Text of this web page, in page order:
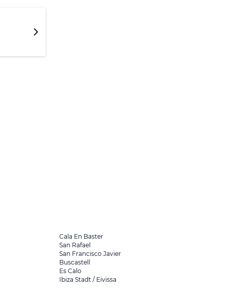
Cala En Baster
San Rafael
San Francisco Javier
Buscastell
Es Calo
Ibiza Stadt / Eivissa